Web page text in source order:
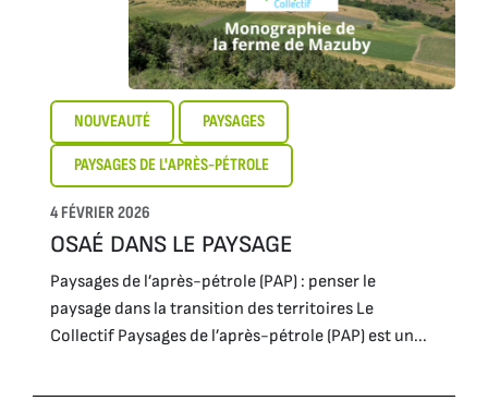
NOUVEAUTÉ PAYSAGES
PAYSAGES DE L'APRÈS-PÉTROLE
4 FÉVRIER 2026
OSAÉ DANS LE PAYSAGE
Paysages de l’après-pétrole (PAP) : penser le
paysage dans la transition des territoires Le
Collectif Paysages de l’après-pétrole (PAP) est un...